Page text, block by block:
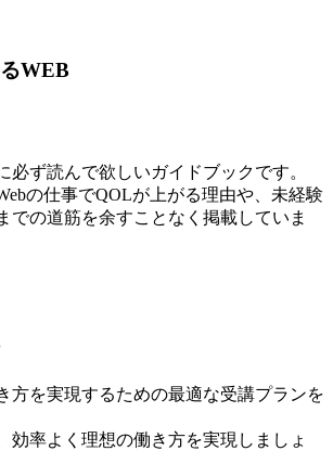
WEB
必ず読んで欲しいガイドブックです。
の仕事でQOLが上がる理由や、未経験
での道筋を余すことなく掲載していま
方を実現するための最適な受講プランを
効率よく理想の働き方を実現しましょ